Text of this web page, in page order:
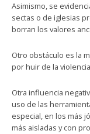
Asimismo, se
sectas o de iglesias
borran los valores
Otro obstáculo es la
por huir de la
Otra influencia
uso de las
especial, en los más
más aisladas y con